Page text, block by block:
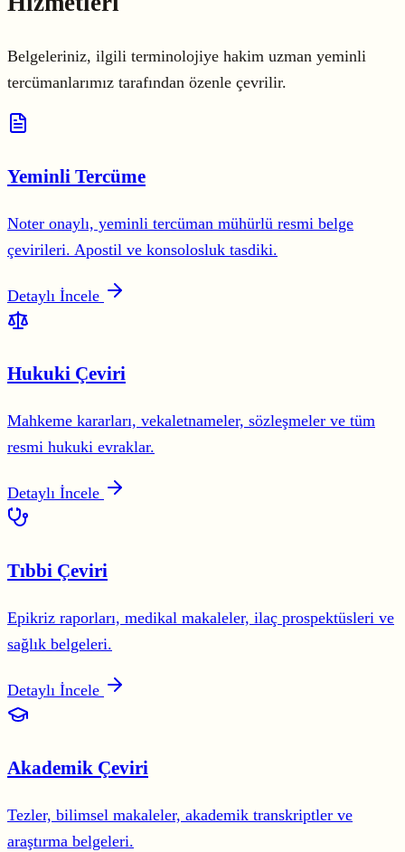
Belgeleriniz, ilgili terminolojiye hakim uzman yeminli
tercümanlarımız tarafından özenle çevrilir.
Yeminli Tercüme
Noter onaylı, yeminli tercüman mühürlü resmi belge
çevirileri. Apostil ve konsolosluk tasdiki.
Detaylı İncele
Hukuki Çeviri
Mahkeme kararları, vekaletnameler, sözleşmeler ve tüm
resmi hukuki evraklar.
Detaylı İncele
Tıbbi Çeviri
Epikriz raporları, medikal makaleler, ilaç prospektüsleri ve
sağlık belgeleri.
Detaylı İncele
Akademik Çeviri
Tezler, bilimsel makaleler, akademik transkriptler ve
araştırma belgeleri.